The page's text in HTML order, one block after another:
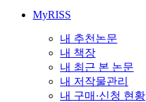
MyRISS
내 추천논문
내 책장
내 최근 본 논문
내 저작물관리
내 구매·신청 현황